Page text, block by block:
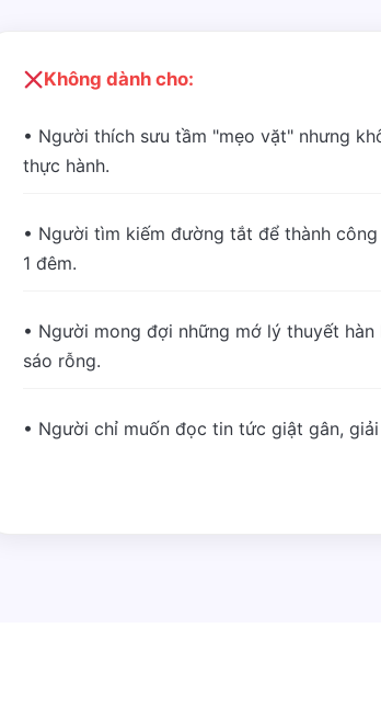
Không dành cho:
• Người thích sưu tầm "mẹo vặt" nhưng
thực hành.
• Người tìm kiếm đường tắt để thành công
1 đêm.
• Người mong đợi những mớ lý thuyết hàn
sáo rỗng.
• Người chỉ muốn đọc tin tức giật gân,